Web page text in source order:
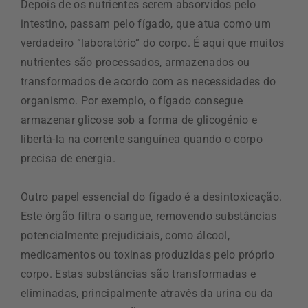
Depois de os nutrientes serem absorvidos pelo
intestino, passam pelo fígado, que atua como um
verdadeiro “laboratório” do corpo. É aqui que muitos
nutrientes são processados, armazenados ou
transformados de acordo com as necessidades do
organismo. Por exemplo, o fígado consegue
armazenar glicose sob a forma de glicogénio e
libertá-la na corrente sanguínea quando o corpo
precisa de energia.
Outro papel essencial do fígado é a desintoxicação.
Este órgão filtra o sangue, removendo substâncias
potencialmente prejudiciais, como álcool,
medicamentos ou toxinas produzidas pelo próprio
corpo. Estas substâncias são transformadas e
eliminadas, principalmente através da urina ou da